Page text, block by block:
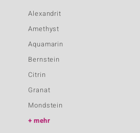
Alexandrit
Amethyst
Aquamarin
Bernstein
Citrin
Granat
Mondstein
mehr